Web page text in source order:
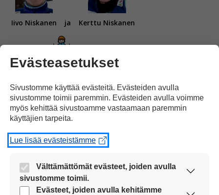
Iivo Niskanen ja Kerttu Niskanen
kilpailevat maastohiihdossa.
Lumilautailija Enni Rukajärvi
Evästeasetukset
Sivustomme käyttää evästeitä. Evästeiden avulla
sivustomme toimii paremmin. Evästeiden avulla voimme
myös kehittää sivustoamme vastaamaan paremmin
käyttäjien tarpeita.
Lue lisää evästeistämme
Välttämättömät evästeet, joiden avulla
sivustomme toimii.
Nämä evästeet ovat aina käytössä, jotta
Evästeet, joiden avulla kehitämme